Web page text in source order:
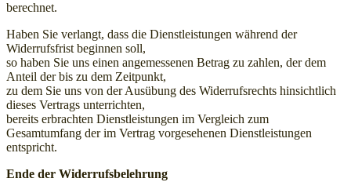
berechnet.
Haben Sie verlangt, dass die Dienstleistungen während der
Widerrufsfrist beginnen soll,
so haben Sie uns einen angemessenen Betrag zu zahlen, der dem
Anteil der bis zu dem Zeitpunkt,
zu dem Sie uns von der Ausübung des Widerrufsrechts hinsichtlich
dieses Vertrags unterrichten,
bereits erbrachten Dienstleistungen im Vergleich zum
Gesamtumfang der im Vertrag vorgesehenen Dienstleistungen
entspricht.
Ende der Widerrufsbelehrung